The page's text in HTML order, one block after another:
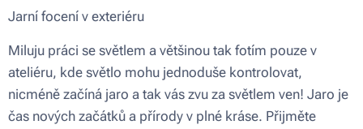
Jarní focení v exteriéru
Miluju práci se světlem a většinou tak fotím pouze v
ateliéru, kde světlo mohu jednoduše kontrolovat,
nicméně začíná jaro a tak vás zvu za světlem ven! Jaro je
čas nových začátků a přírody v plné kráse. Přijměte